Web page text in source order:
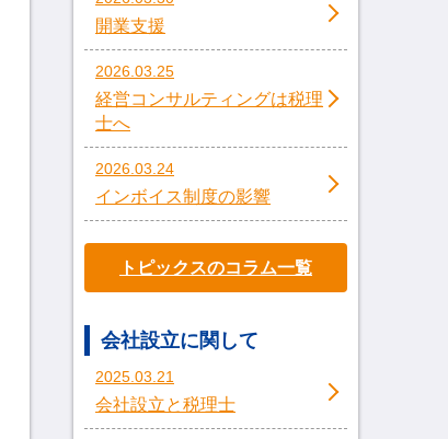
開業支援
2026.03.25
経営コンサルティングは税理
士へ
2026.03.24
インボイス制度の影響
トピックスのコラム一覧
会社設立に関して
2025.03.21
会社設立と税理士